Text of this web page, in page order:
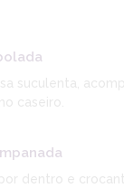
suculenta,
caseiro.
dentro e